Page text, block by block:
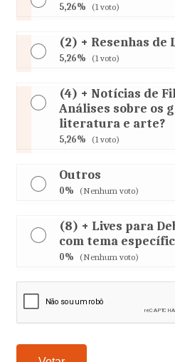
5,26% (1 voto)
(2) + Resenhas de
5,26% (1 voto)
(4) + Notícias de
Análises sobre os
literatura e arte?
5,26% (1 voto)
Outros
0% (Nenhum voto)
(8) + Lives para
com tema
0% (Nenhum voto)